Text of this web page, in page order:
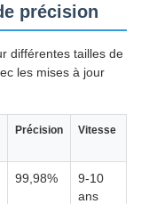
précision
différentes tailles de
les mises à jour
Précision Vitesse
99,98%
9-10
ans